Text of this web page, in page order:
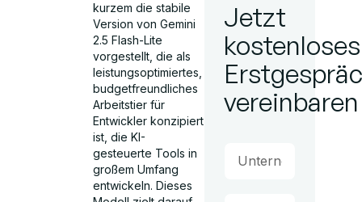
kurzem die stabile
Version von Gemini
2.5 Flash-Lite
vorgestellt, die als
leistungsoptimiertes,
budgetfreundliches
Arbeitstier für
Entwickler konzipiert
ist, die KI-
gesteuerte Tools in
großem Umfang
entwickeln. Dieses
Jetzt
kostenloses
vereinbaren